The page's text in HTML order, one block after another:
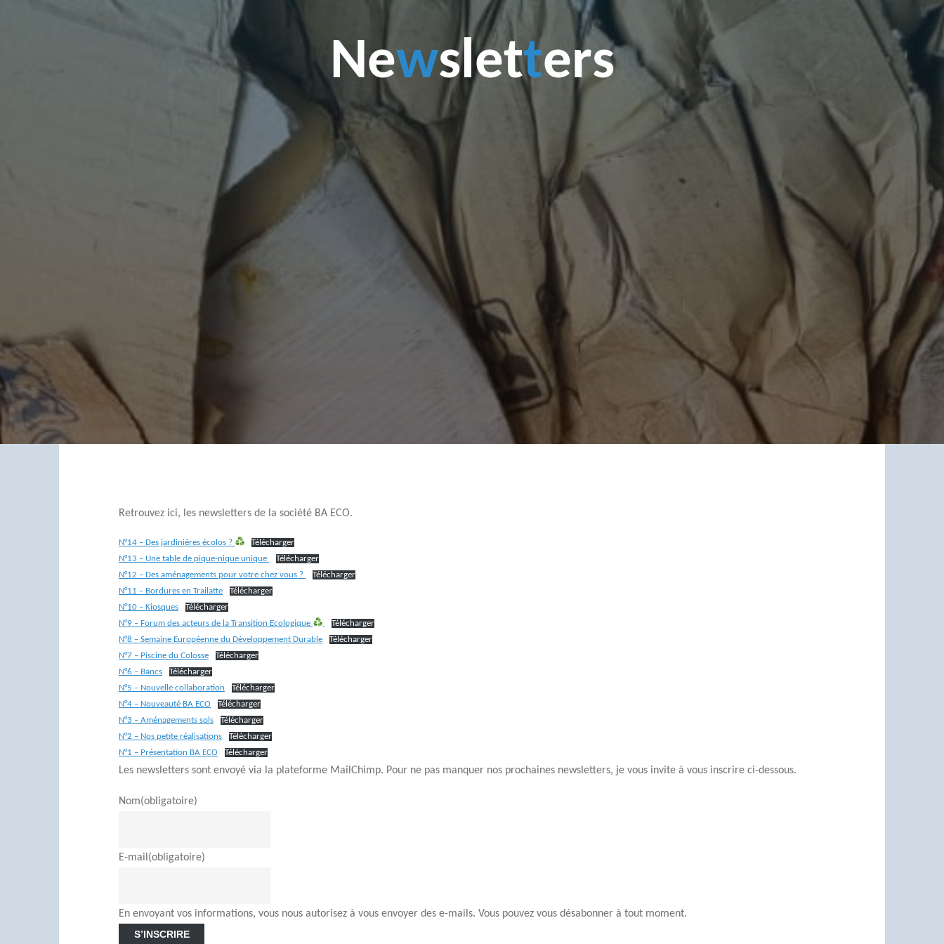
Newsletters
Retrouvez ici, les newsletters de la société BA ECO.
N°14 – Des jardinières écolos ?
Télécharger
N°13 – Une table de pique-nique unique
Télécharger
N°12 – Des aménagements pour votre chez vous ?
Télécharger
N°11 – Bordures en Trailatte
Télécharger
N°10 – Kiosques
Télécharger
N°9 – Forum des acteurs de la Transition Ecologique
Télécharger
N°8 – Semaine Européenne du Développement Durable
Télécharger
N°7 – Piscine du Colosse
Télécharger
N°6 – Bancs
Télécharger
N°5 – Nouvelle collaboration
Télécharger
N°4 – Nouveauté BA ECO
Télécharger
N°3 – Aménagements sols
Télécharger
N°2 – Nos petite réalisations
Télécharger
N°1 – Présentation BA ECO
Télécharger
Les newsletters sont envoyé via la plateforme MailChimp. Pour ne pas manquer nos prochaines newsletters, je vous invite à vous inscrire ci-dessous.
Nom(obligatoire)
E-mail (obligatoire)
En envoyant vos informations, vous nous autorisez à vous envoyer des e-mails. Vous pouvez vous désabonner à tout moment.
S’INSCRIRE